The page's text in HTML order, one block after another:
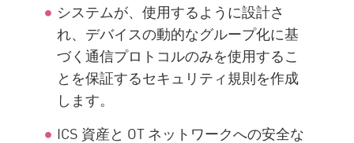
システムが、使用するように設計さ
れ、デバイスの動的なグループ化に基
づく通信プロトコルのみを使用するこ
とを保証するセキュリティ規則を作成
します。
ICS 資産と OT ネットワークへの安全な